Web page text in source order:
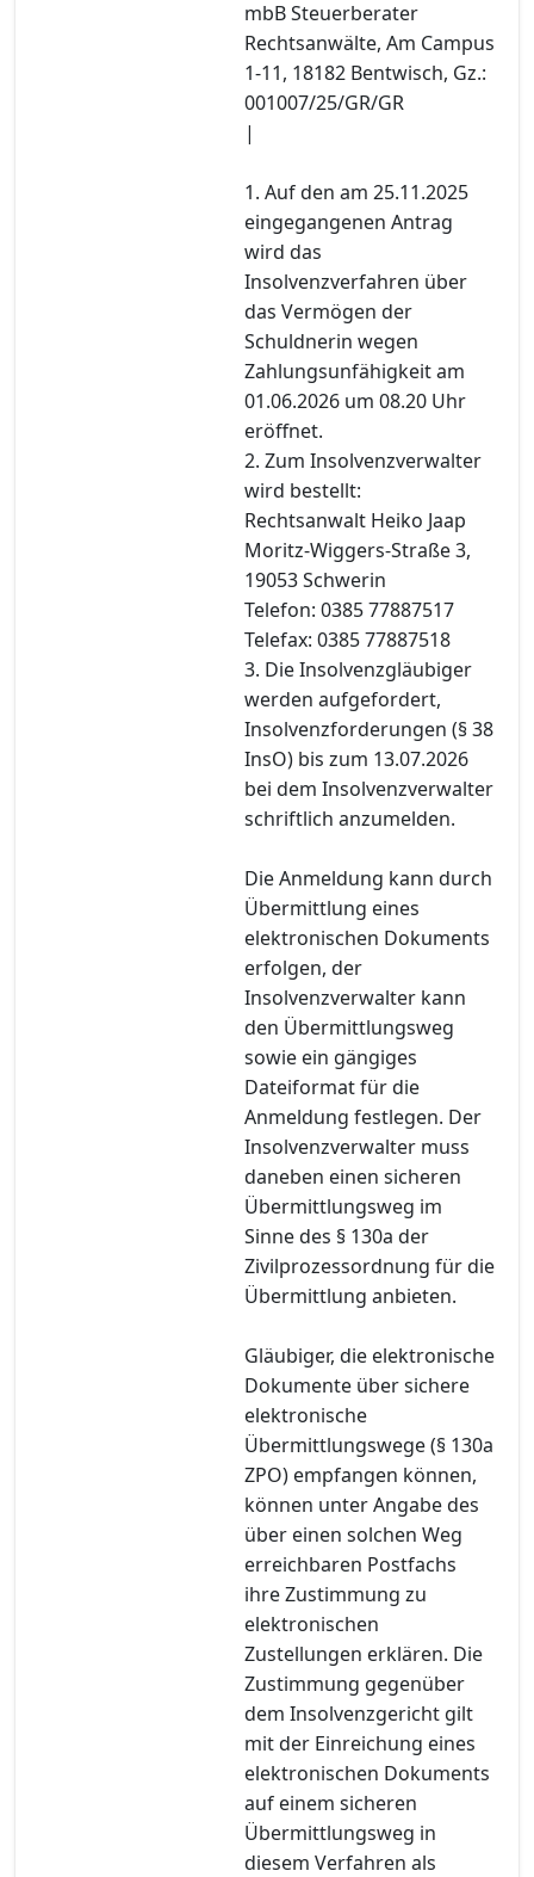
mbB Steuerberater
Rechtsanwälte, Am Campus
1-11, 18182 Bentwisch, Gz.:
001007/25/GR/GR
|
1. Auf den am 25.11.2025
eingegangenen Antrag
wird das
Insolvenzverfahren über
das Vermögen der
Schuldnerin wegen
Zahlungsunfähigkeit am
01.06.2026 um 08.20 Uhr
eröffnet.
2. Zum Insolvenzverwalter
wird bestellt:
Rechtsanwalt Heiko Jaap
Moritz-Wiggers-Straße 3,
19053 Schwerin
Telefon: 0385 77887517
Telefax: 0385 77887518
3. Die Insolvenzgläubiger
werden aufgefordert,
Insolvenzforderungen (§ 38
InsO) bis zum 13.07.2026
bei dem Insolvenzverwalter
schriftlich anzumelden.
Die Anmeldung kann durch
Übermittlung eines
elektronischen Dokuments
erfolgen, der
Insolvenzverwalter kann
den Übermittlungsweg
sowie ein gängiges
Dateiformat für die
Anmeldung festlegen. Der
Insolvenzverwalter muss
daneben einen sicheren
Übermittlungsweg im
Sinne des § 130a der
Zivilprozessordnung für die
Übermittlung anbieten.
Gläubiger, die elektronische
Dokumente über sichere
elektronische
Übermittlungswege (§ 130a
ZPO) empfangen können,
können unter Angabe des
über einen solchen Weg
erreichbaren Postfachs
ihre Zustimmung zu
elektronischen
Zustellungen erklären. Die
Zustimmung gegenüber
dem Insolvenzgericht gilt
mit der Einreichung eines
elektronischen Dokuments
auf einem sicheren
Übermittlungsweg in
diesem Verfahren als